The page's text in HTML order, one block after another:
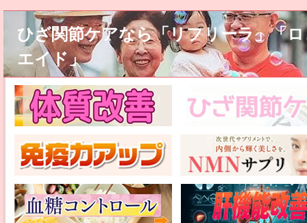
ひざ関節ケアなら「リフリーラ」「
エイド」